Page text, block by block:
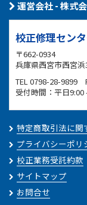
運営会社 - 株式
校正修理セン
〒662-0934
兵庫県西宮市西宮
TEL 0798-28-9899
受付時間：平日9:00
特定商取引法に関
プライバシーポリ
校正業務受託約款
サイトマップ
お問合せ